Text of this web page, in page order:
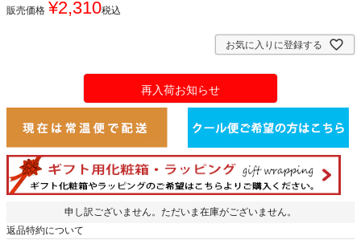
販売価格 ¥2,310税込
お気に入りに登録する
再入荷お知らせ
申し訳ございません。ただいま在庫がございません。
返品特約について